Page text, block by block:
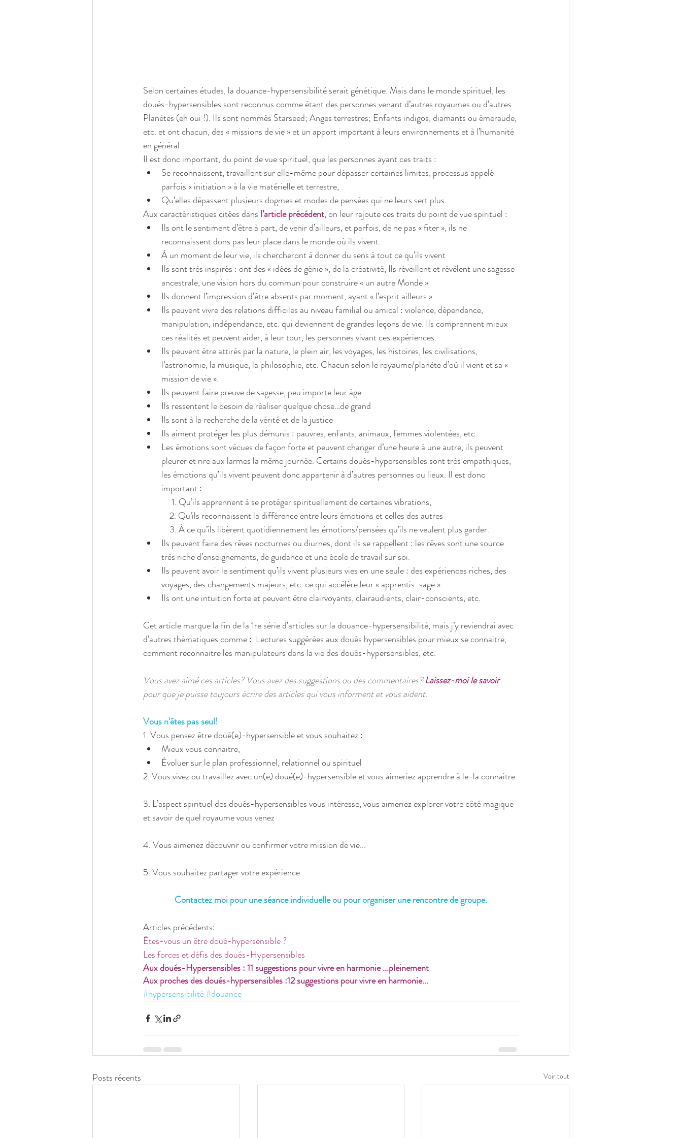
Selon certaines études, la douance-hypersensibilité serait génétique. Mais dans le monde spirituel, les
doués-hypersensibles sont reconnus comme étant des personnes venant d’autres royaumes ou d’autres
Planètes (eh oui !). Ils sont nommés Starseed; Anges terrestres; Enfants indigos, diamants ou émeraude,
etc. et ont chacun, des « missions de vie » et un apport important à leurs environnements et à l’humanité
en général.
Il est donc important, du point de vue spirituel, que les personnes ayant ces traits :
Se reconnaissent, travaillent sur elle-même pour dépasser certaines limites, processus appelé
parfois « initiation » à la vie matérielle et terrestre,
Qu’elles dépassent plusieurs dogmes et modes de pensées qui ne leurs sert plus.
Aux caractéristiques citées dans l’article précédent, on leur rajoute ces traits du point de vue spirituel :
Ils ont le sentiment d’être à part, de venir d’ailleurs, et parfois, de ne pas « fiter », ils ne
reconnaissent dons pas leur place dans le monde où ils vivent.
À un moment de leur vie, ils chercheront à donner du sens à tout ce qu’ils vivent
Ils sont très inspirés : ont des « idées de génie », de la créativité, Ils réveillent et révèlent une sagesse
ancestrale, une vision hors du commun pour construire « un autre Monde »
Ils donnent l’impression d’être absents par moment, ayant « l’esprit ailleurs »
Ils peuvent vivre des relations difficiles au niveau familial ou amical : violence, dépendance,
manipulation, indépendance, etc. qui deviennent de grandes leçons de vie. Ils comprennent mieux
ces réalités et peuvent aider, à leur tour, les personnes vivant ces expériences.
Ils peuvent être attirés par la nature, le plein air, les voyages, les histoires, les civilisations,
l’astronomie, la musique, la philosophie, etc. Chacun selon le royaume/planète d’où il vient et sa «
mission de vie ».
Ils peuvent faire preuve de sagesse, peu importe leur âge
Ils ressentent le besoin de réaliser quelque chose…de grand
Ils sont à la recherche de la vérité et de la justice
Ils aiment protéger les plus démunis : pauvres, enfants, animaux, femmes violentées, etc.
Les émotions sont vécues de façon forte et peuvent changer d’une heure à une autre, ils peuvent
pleurer et rire aux larmes la même journée. Certains doués-hypersensibles sont très empathiques,
les émotions qu’ils vivent peuvent donc appartenir à d’autres personnes ou lieux. Il est donc
important :
              1. Qu’ils apprennent à se protéger spirituellement de certaines vibrations,
             2. Qu’ils reconnaissent la différence entre leurs émotions et celles des autres
             3. À ce qu’ils libèrent quotidiennement les émotions/pensées qu’ils ne veulent plus garder.
Ils peuvent faire des rêves nocturnes ou diurnes, dont ils se rappellent : les rêves sont une source
très riche d’enseignements, de guidance et une école de travail sur soi.
Ils peuvent avoir le sentiment qu’ils vivent plusieurs vies en une seule : des expériences riches, des
voyages, des changements majeurs, etc. ce qui accélère leur « apprentis-sage »
Ils ont une intuition forte et peuvent être clairvoyants, clairaudients, clair-conscients, etc.
Cet article marque la fin de la 1re série d’articles sur la douance-hypersensibilité, mais j’y reviendrai avec
d’autres thématiques comme :  Lectures suggérées aux doués hypersensibles pour mieux se connaitre,
comment reconnaitre les manipulateurs dans la vie des doués-hypersensibles, etc.
Vous avez aimé ces articles? Vous avez des suggestions ou des commentaires? Laissez-moi le savoir
pour que je puisse toujours écrire des articles qui vous informent et vous aident.
Vous n'êtes pas seul!
1. Vous pensez être doué(e)-hypersensible et vous souhaitez :
Mieux vous connaitre,
Évoluer sur le plan professionnel, relationnel ou spirituel
2. Vous vivez ou travaillez avec un(e) doué(e)-hypersensible et vous aimeriez apprendre à le-la connaitre.
3. L’aspect spirituel des doués-hypersensibles vous intéresse, vous aimeriez explorer votre côté magique
et savoir de quel royaume vous venez
4. Vous aimeriez découvrir ou confirmer votre mission de vie...
5. Vous souhaitez partager votre expérience
Contactez moi pour une séance individuelle ou pour organiser une rencontre de groupe.
Articles précédents:
Êtes-vous un être doué-hypersensible ?
Les forces et défis des doués-Hypersensibles
Aux doués-Hypersensibles : 11 suggestions pour vivre en harmonie ...pleinement
Aux proches des doués-hypersensibles :12 suggestions pour vivre en harmonie...
#hypersensibilité#douance
Posts récents Voir tout